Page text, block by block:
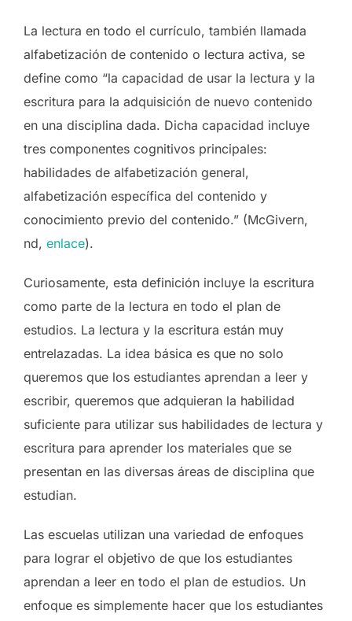
La lectura en todo el currículo, también llamada
alfabetización de contenido o lectura activa, se
define como “la capacidad de usar la lectura y la
escritura para la adquisición de nuevo contenido
en una disciplina dada. Dicha capacidad incluye
tres componentes cognitivos principales:
habilidades de alfabetización general,
alfabetización específica del contenido y
conocimiento previo del contenido.” (McGivern,
nd, enlace).
Curiosamente, esta definición incluye la escritura
como parte de la lectura en todo el plan de
estudios. La lectura y la escritura están muy
entrelazadas. La idea básica es que no solo
queremos que los estudiantes aprendan a leer y
escribir, queremos que adquieran la habilidad
suficiente para utilizar sus habilidades de lectura y
escritura para aprender los materiales que se
presentan en las diversas áreas de disciplina que
estudian.
Las escuelas utilizan una variedad de enfoques
para lograr el objetivo de que los estudiantes
aprendan a leer en todo el plan de estudios. Un
enfoque es simplemente hacer que los estudiantes